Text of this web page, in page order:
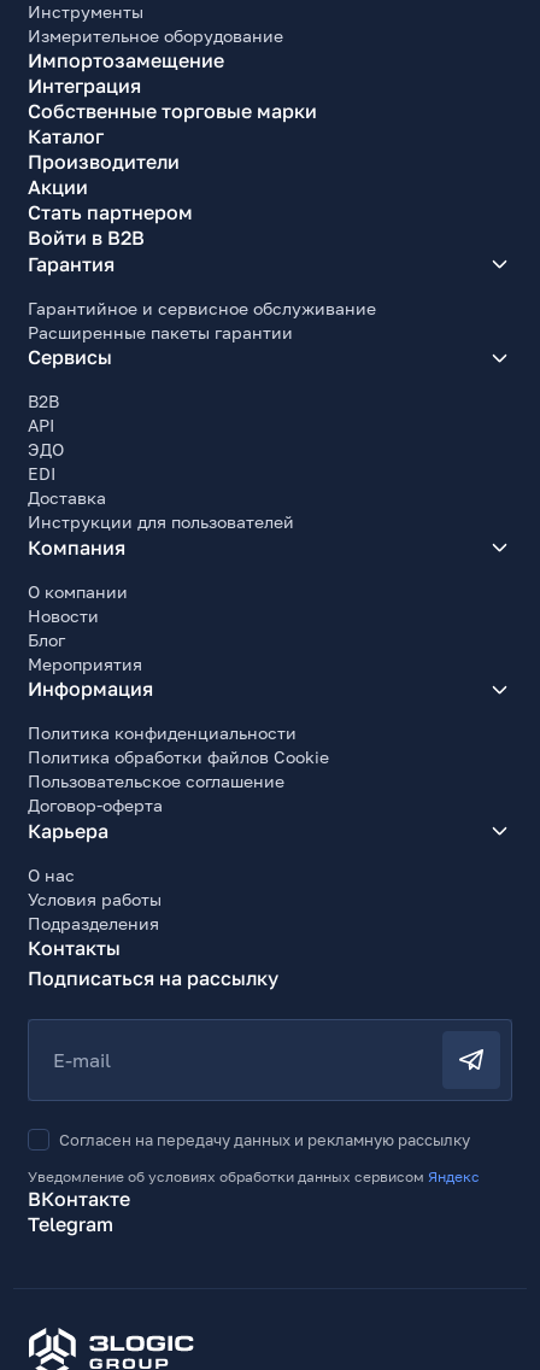
Инструменты
Измерительное оборудование
Импортозамещение
Интеграция
Собственные торговые марки
Каталог
Производители
Акции
Стать партнером
Войти в B2B
Гарантия
Гарантийное и сервисное обслуживание
Расширенные пакеты гарантии
Сервисы
B2B
API
ЭДО
EDI
Доставка
Инструкции для пользователей
Компания
О компании
Новости
Блог
Мероприятия
Информация
Политика конфиденциальности
Политика обработки файлов Cookie
Пользовательское соглашение
Договор-оферта
Карьера
О нас
Условия работы
Подразделения
Контакты
Подписаться на рассылку
E-mail
Согласен на передачу данных и рекламную рассылку
Уведомление об условиях обработки данных сервисом Яндекс
ВКонтакте
Telegram